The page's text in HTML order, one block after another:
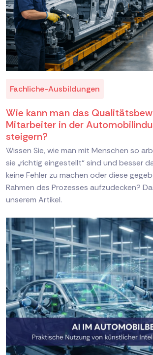
Fachliche-Ausbildungen
Wie kann man das
Mitarbeiter in der
steigern?
Wissen Sie, wie man mit Menschen so
sie „richtig eingestellt“ sind und besser
keine Fehler zu machen oder diese
Rahmen des Prozesses aufzudecken?
unserem Artikel.